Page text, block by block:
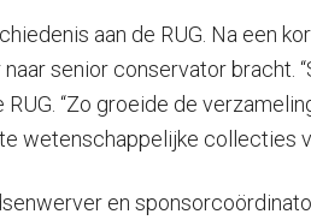
aan de RUG. Na een
senior conservator
RUG. “Zo groeide de
wetenschappelijke collecties
en